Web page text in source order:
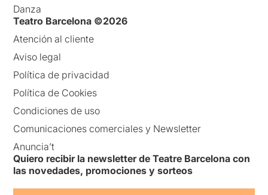
Danza
Teatro Barcelona ©2026
Atención al cliente
Aviso legal
Política de privacidad
Política de Cookies
Condiciones de uso
Comunicaciones comerciales y Newsletter
Anuncia’t
Quiero recibir la newsletter de Teatre Barcelona con
las novedades, promociones y sorteos